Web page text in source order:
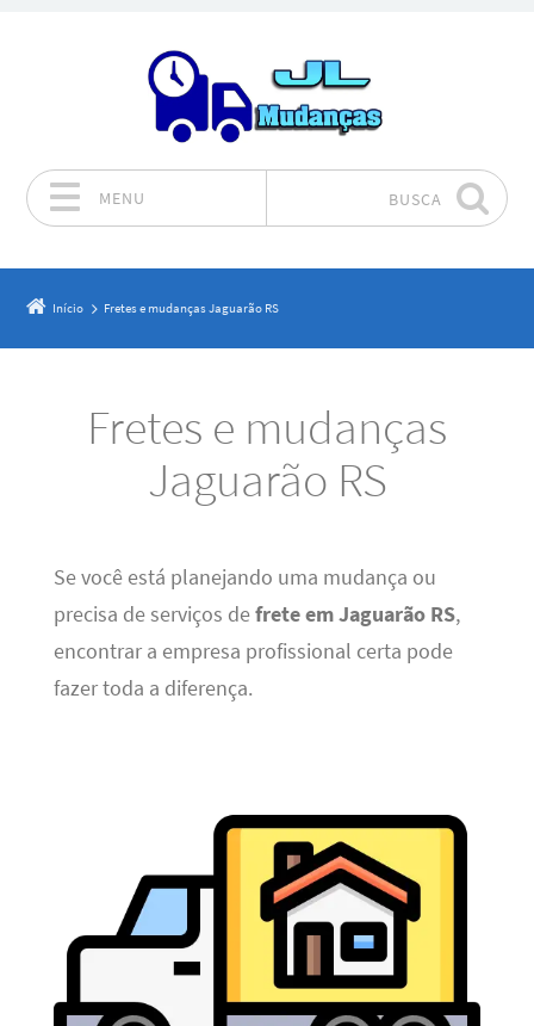
MENU BUSCA
Início Fretes e mudanças Jaguarão RS
Fretes e mudanças
Jaguarão RS
Se você está planejando uma mudança ou
precisa de serviços defrete em Jaguarão RS,
encontrar a empresa profissional certa pode
fazer toda a diferença.